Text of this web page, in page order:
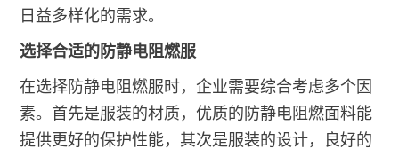
日益多样化的需求。
选择合适的防静电阻燃服
在选择防静电阻燃服时，企业需要综合考虑多个因
素。首先是服装的材质，优质的防静电阻燃面料能
提供更好的保护性能，其次是服装的设计，良好的